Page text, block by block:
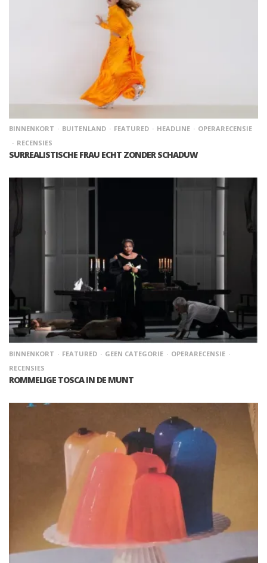
BINNENKORT BUITENLAND FEATURED HEADLINE
OPERARECENSIE
RECENSIES
SURREALISTISCHE FRAU ECHT ZONDER SCHADUW
BINNENKORT FEATURED GEEN CATEGORIE
OPERARECENSIE
RECENSIES
ROMMELIGE TOSCA IN DE MUNT